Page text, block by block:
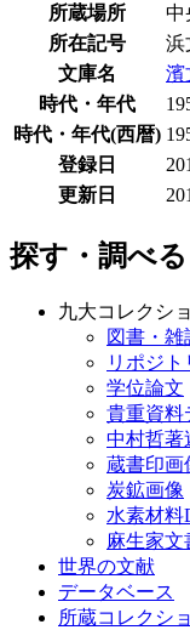
所蔵場所
中
所在記号
浜
文庫名
濱
時代・年代
時代・年代(西暦)
登録日
更新日
探す・調べる
九大コレクシ
図書・
リポジト
学位論文
貴重資料
中村哲著
蔵書印画
炭鉱画像
水素材料
麻生家文
世界の文献
データベース
所蔵コレクシ